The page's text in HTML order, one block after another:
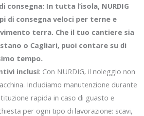
consegna: In tutta l’isola, NURDIG
di consegna veloci per terne e
terra. Che il tuo cantiere sia
o Cagliari, puoi contare su di
tempo.
inclusi: Con NURDIG, il noleggio non
Includiamo manutenzione durante
rapida in caso di guasto e
per ogni tipo di lavorazione: scavi,